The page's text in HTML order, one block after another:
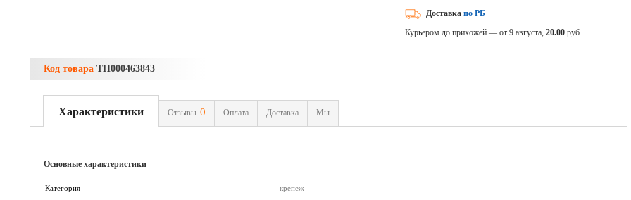
Доставка по РБ
Курьером до прихожей — от 9 августа, 20.00 руб.
Код товара ТП000463843
Характеристики Отзывы 0 Оплата Доставка Мы
Основные характеристики
Категория крепеж